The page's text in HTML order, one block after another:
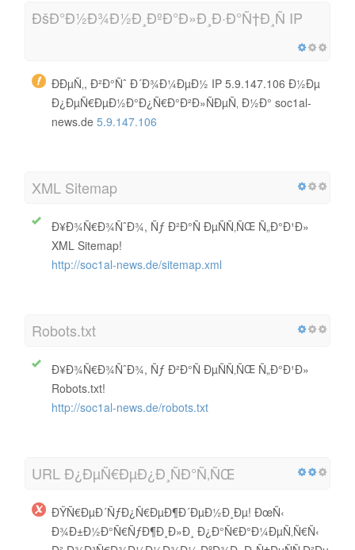
ÐšÐ°Ð½Ð¾Ð½Ð¸ÐºÐ°Ð»Ð¸Ð·Ð°Ñ†Ð¸Ñ IP
ÐÐµÑ‚, Ð²Ð°Ñˆ Ð´Ð¾Ð¼ÐµÐ½ IP 5.9.147.106 Ð½Ðµ
Ð¿ÐµÑ€ÐµÐ½Ð°Ð¿Ñ€Ð°Ð²Ð»ÑÐµÑ‚ Ð½Ð° soc1al-
news.de 5.9.147.106
XML Sitemap
Ð¥Ð¾Ñ€Ð¾ÑˆÐ¾, Ñƒ Ð²Ð°Ñ ÐµÑÑ‚ÑŒ Ñ„Ð°Ð¹Ð»
XML Sitemap!
http://soc1al-news.de/sitemap.xml
Robots.txt
Ð¥Ð¾Ñ€Ð¾ÑˆÐ¾, Ñƒ Ð²Ð°Ñ ÐµÑÑ‚ÑŒ Ñ„Ð°Ð¹Ð»
Robots.txt!
http://soc1al-news.de/robots.txt
URL Ð¿ÐµÑ€ÐµÐ¿Ð¸ÑÐ°Ñ‚ÑŒ
ÐŸÑ€ÐµÐ´ÑƒÐ¿Ñ€ÐµÐ¶Ð´ÐµÐ½Ð¸Ðµ! ÐœÑ‹
Ð¾Ð±Ð½Ð°Ñ€ÑƒÐ¶Ð¸Ð»Ð¸ Ð¿Ð°Ñ€Ð°Ð¼ÐµÑ‚Ñ€Ñ‹